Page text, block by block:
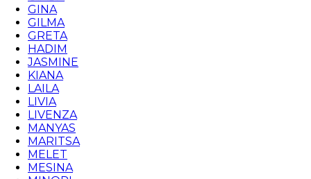
GINA
GILMA
GRETA
HADIM
JASMINE
KIANA
LAILA
LIVIA
LIVENZA
MANYAS
MARITSA
MELET
MESINA